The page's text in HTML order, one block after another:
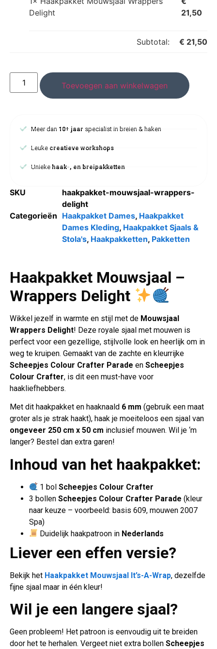
Delight
21,50
Subtotal: € 21,50
Toevoegen aan winkelwagen
Meer dan 10+ jaar specialist in breien & haken
Leuke creatieve workshops
Uniekehaak-, en breipakketten
SKU
haakpakket-mouwsjaal-wrappers-
delight
Categorieën Haakpakket Dames, Haakpakket
Dames Kleding, Haakpakket Sjaals &
Stola's, Haakpakketten, Pakketten
Haakpakket Mouwsjaal –
Wrappers Delight
Wikkel jezelf in warmte en stijl met de Mouwsjaal
Wrappers Delight! Deze royale sjaal met mouwen is
perfect voor een gezellige, stijlvolle look en heerlijk om in
weg te kruipen. Gemaakt van de zachte en kleurrijke
Scheepjes Colour Crafter Parade en Scheepjes
Colour Crafter, is dit een must-have voor
haakliefhebbers.
Met dit haakpakket en haaknaald 6 mm (gebruik een maat
groter als je strak haakt), haak je moeiteloos een sjaal van
ongeveer 250 cm x 50 cm inclusief mouwen. Wil je ‘m
langer? Bestel dan extra garen!
Inhoud van het haakpakket:
1 bolScheepjes Colour Crafter
3 bollen Scheepjes Colour Crafter Parade (kleur
naar keuze – voorbeeld: basis 609, mouwen 2007
Spa)
Duidelijk haakpatroon in Nederlands
Liever een effen versie?
Bekijk het Haakpakket Mouwsjaal It’s-A-Wrap, dezelfde
fijne sjaal maar in één kleur!
Wil je een langere sjaal?
Geen probleem! Het patroon is eenvoudig uit te breiden
door het te herhalen. Vergeet niet extra bollen Scheepjes